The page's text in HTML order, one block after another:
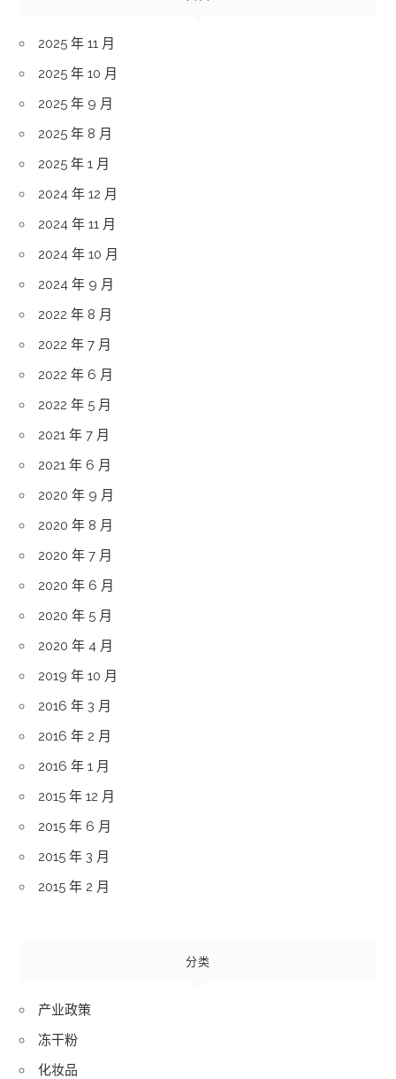
2025 年 11 月
2025 年 10 月
2025 年 9 月
2025 年 8 月
2025 年 1 月
2024 年 12 月
2024 年 11 月
2024 年 10 月
2024 年 9 月
2022 年 8 月
2022 年 7 月
2022 年 6 月
2022 年 5 月
2021 年 7 月
2021 年 6 月
2020 年 9 月
2020 年 8 月
2020 年 7 月
2020 年 6 月
2020 年 5 月
2020 年 4 月
2019 年 10 月
2016 年 3 月
2016 年 2 月
2016 年 1 月
2015 年 12 月
2015 年 6 月
2015 年 3 月
2015 年 2 月
分类
产业政策
冻干粉
化妆品